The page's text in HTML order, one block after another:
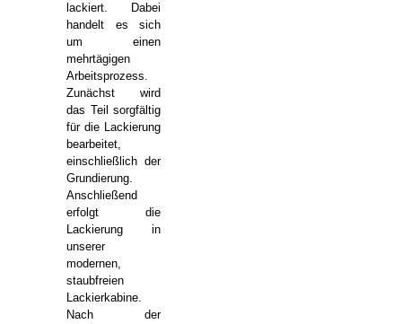
lackiert. Dabei
handelt es sich
um einen
mehrtägigen
Arbeitsprozess.
Zunächst wird
das Teil sorgfältig
für die Lackierung
bearbeitet,
einschließlich der
Grundierung.
Anschließend
erfolgt die
Lackierung in
unserer
modernen,
staubfreien
Lackierkabine.
Nach der